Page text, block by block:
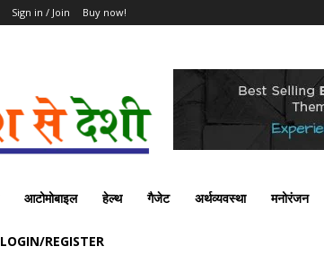
Sign in / Join Buy now!
आटोमोबाइल हेल्थ गैजेट अर्थव्यवस्था मनोरंजन
LOGIN/REGISTER